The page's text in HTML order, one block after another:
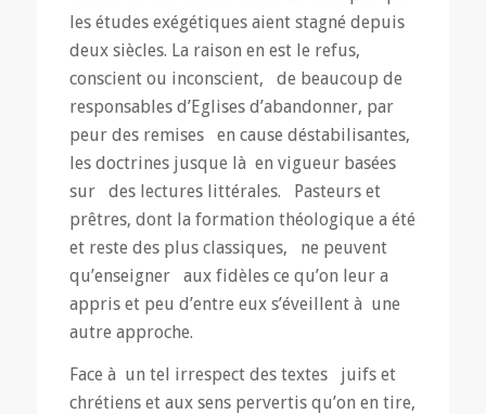
les études exégétiques aient stagné depuis
deux siècles. La raison en est le refus,
conscient ou inconscient, de beaucoup de
responsables d’Eglises d’abandonner, par
peur des remises en cause déstabilisantes,
les doctrines jusque là en vigueur basées
sur des lectures littérales. Pasteurs et
prêtres, dont la formation théologique a été
et reste des plus classiques, ne peuvent
qu’enseigner aux fidèles ce qu’on leur a
appris et peu d’entre eux s’éveillent à une
autre approche.
Face à un tel irrespect des textes juifs et
chrétiens et aux sens pervertis qu’on en tire,